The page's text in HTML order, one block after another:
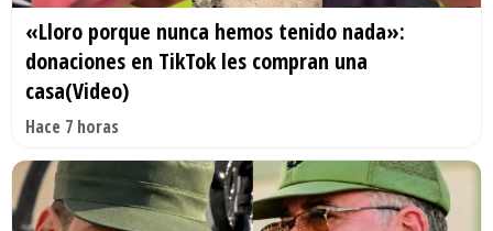
«Lloro porque nunca hemos tenido nada»:
donaciones en TikTok les compran una
casa(Video)
Hace 7 horas